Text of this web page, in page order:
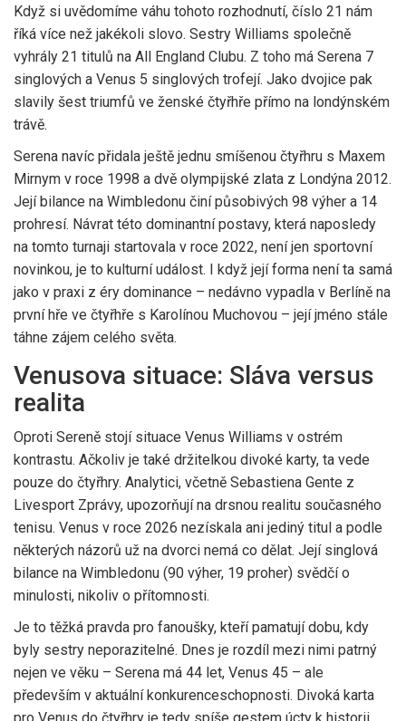
Když si uvědomíme váhu tohoto rozhodnutí, číslo 21 nám
říká více než jakékoli slovo. Sestry Williams společně
vyhrály 21 titulů na All England Clubu. Z toho má Serena 7
singlových a Venus 5 singlových trofejí. Jako dvojice pak
slavily šest triumfů ve ženské čtyřhře přímo na londýnském
trávě.
Serena navíc přidala ještě jednu smíšenou čtyřhru s Maxem
Mirnym v roce 1998 a dvě olympijské zlata z Londýna 2012.
Její bilance na Wimbledonu činí působivých 98 výher a 14
prohresí. Návrat této dominantní postavy, která naposledy
na tomto turnaji startovala v roce 2022, není jen sportovní
novinkou, je to kulturní událost. I když její forma není ta samá
jako v praxi z éry dominance – nedávno vypadla v Berlíně na
první hře ve čtyřhře s Karolínou Muchovou – její jméno stále
táhne zájem celého světa.
Venusova situace: Sláva versus
realita
Oproti Sereně stojí situace Venus Williams v ostrém
kontrastu. Ačkoliv je také držitelkou divoké karty, ta vede
pouze do čtyřhry. Analytici, včetně Sebastiena Gente z
Livesport Zprávy, upozorňují na drsnou realitu současného
tenisu. Venus v roce 2026 nezískala ani jediný titul a podle
některých názorů už na dvorci nemá co dělat. Její singlová
bilance na Wimbledonu (90 výher, 19 proher) svědčí o
minulosti, nikoliv o přítomnosti.
Je to těžká pravda pro fanoušky, kteří pamatují dobu, kdy
byly sestry neporazitelné. Dnes je rozdíl mezi nimi patrný
nejen ve věku – Serena má 44 let, Venus 45 – ale
především v aktuální konkurenceschopnosti. Divoká karta